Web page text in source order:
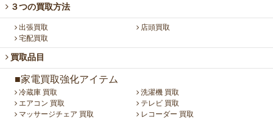
３つの買取方法
出張買取
店頭買取
宅配買取
買取品目
■家電買取強化アイテム
冷蔵庫 買取
洗濯機 買取
エアコン 買取
テレビ 買取
マッサージチェア 買取
レコーダー 買取